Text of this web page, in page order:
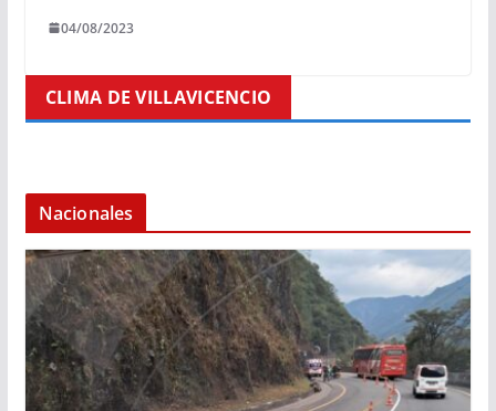
04/08/2023
CLIMA DE VILLAVICENCIO
Nacionales